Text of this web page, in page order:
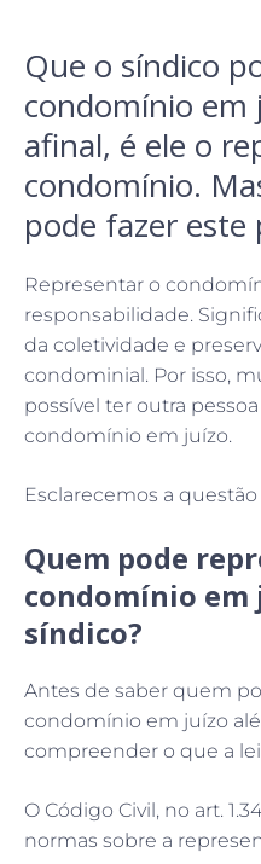
Que o síndico
condomínio em
afinal, é ele o
condomínio.
pode fazer este
Representar o
responsabilidade.
da coletividade e
condominial. Por isso,
possível ter outra
condomínio em juízo.
Esclarecemos a
Quem pode
condomínio em
síndico?
Antes de saber quem
condomínio em juízo
compreender o que a
O Código Civil, no art.
normas sobre a